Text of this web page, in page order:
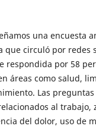
una encuesta
que circuló por redes
respondida por 58
áreas como salud,
Las
al trabajo,
del dolor, uso de